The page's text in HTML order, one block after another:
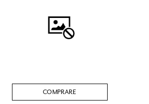
COMPRARE